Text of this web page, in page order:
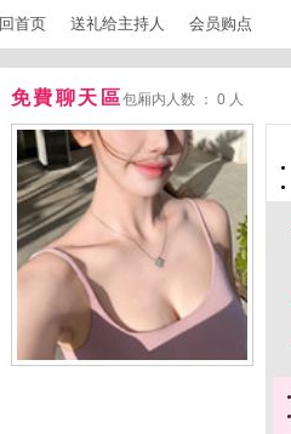
回首页 送礼给主持人 会员购点
免費聊天區包厢内人数 ： 0 人